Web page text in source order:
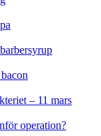
– 11 mars
operation?